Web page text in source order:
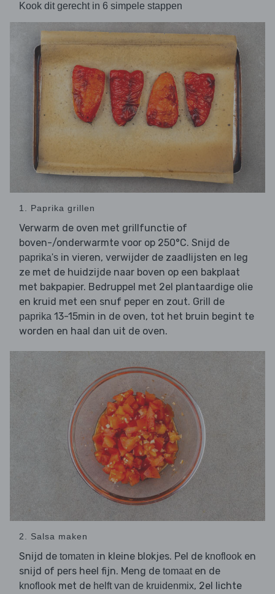
Kook dit gerecht in 6 simpele stappen
1. Paprika grillen
Verwarm de oven met grillfunctie of
boven-/onderwarmte voor op 250°C. Snijd de
paprika's in vieren, verwijder de zaadlijsten en leg
ze met de huidzijde naar boven op een bakplaat
met bakpapier. Bedruppel met 2el plantaardige olie
en kruid met een snuf peper en zout. Grill de
paprika 13-15min in de oven, tot het bruin begint te
worden en haal dan uit de oven.
2. Salsa maken
Snijd de tomaten in kleine blokjes. Pel de knoflook en
snijd of pers heel fijn. Meng de tomaaten de
knoflook met de helft van de kruidenmix, 2el lichte